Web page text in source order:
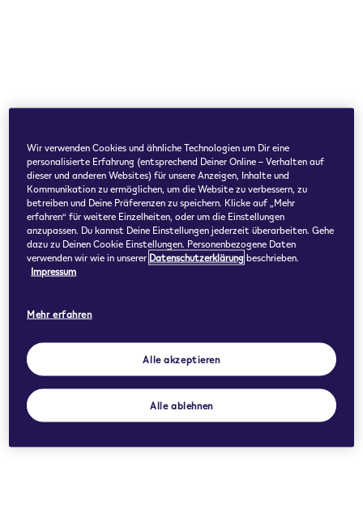
Wir verwenden Cookies und ähnliche Technologien um Dir eine
personalisierte Erfahrung (entsprechend Deiner Online – Verhalten auf
dieser und anderen Websites) für unsere Anzeigen, Inhalte und
Kommunikation zu ermöglichen, um die Website zu verbessern, zu
betreiben und Deine Präferenzen zu speichern. Klicke auf „Mehr
erfahren“ für weitere Einzelheiten, oder um die Einstellungen
anzupassen. Du kannst Deine Einstellungen jederzeit überarbeiten. Gehe
dazu zu Deinen Cookie Einstellungen. Personenbezogene Daten
verwenden wir wie in unserer Datenschutzerklärungbeschrieben.
Impressum
Mehr erfahren
Alle akzeptieren
Alle ablehnen